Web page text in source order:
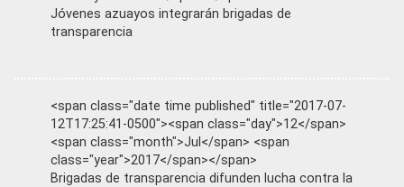
Jóvenes azuayos integrarán brigadas de
transparencia
<span class="date time published" title="2017-07-
12T17:25:41-0500"><span class="day">12</span>
<span class="month">Jul</span> <span
class="year">2017</span></span>
Brigadas de transparencia difunden lucha contra la